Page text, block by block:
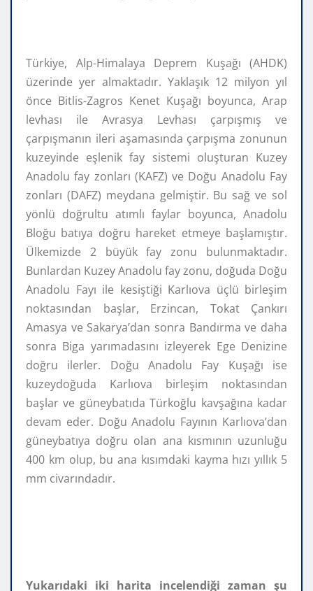
Türkiye, Alp-Himalaya Deprem Kuşağı (AHDK)
üzerinde yer almaktadır. Yaklaşık 12 milyon yıl
önce Bitlis-Zagros Kenet Kuşağı boyunca, Arap
levhası ile Avrasya Levhası çarpışmış ve
çarpışmanın ileri aşamasında çarpışma zonunun
kuzeyinde eşlenik fay sistemi oluşturan Kuzey
Anadolu fay zonları (KAFZ) ve Doğu Anadolu Fay
zonları (DAFZ) meydana gelmiştir. Bu sağ ve sol
yönlü doğrultu atımlı faylar boyunca, Anadolu
Bloğu batıya doğru hareket etmeye başlamıştır.
Ülkemizde 2 büyük fay zonu bulunmaktadır.
Bunlardan Kuzey Anadolu fay zonu, doğuda Doğu
Anadolu Fayı ile kesiştiği Karlıova üçlü birleşim
noktasından başlar, Erzincan, Tokat Çankırı
Amasya ve Sakarya’dan sonra Bandırma ve daha
sonra Biga yarımadasını izleyerek Ege Denizine
doğru ilerler. Doğu Anadolu Fay Kuşağı ise
kuzeydoğuda Karlıova birleşim noktasından
başlar ve güneybatıda Türkoğlu kavşağına kadar
devam eder. Doğu Anadolu Fayının Karlıova’dan
güneybatıya doğru olan ana kısmının uzunluğu
400 km olup, bu ana kısımdaki kayma hızı yıllık 5
mm civarındadır.
Yukarıdaki iki harita incelendiği zaman şu